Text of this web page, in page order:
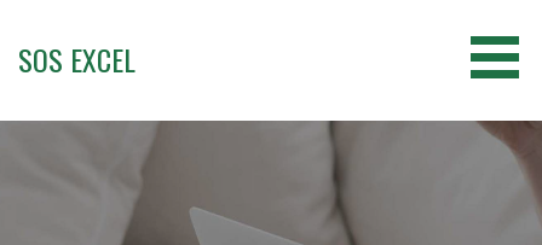
contenuto
SOS EXCEL